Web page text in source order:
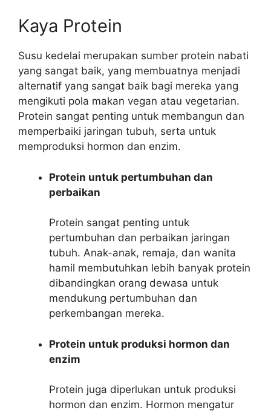
Kaya Protein
Susu kedelai merupakan sumber protein nabati
yang sangat baik, yang membuatnya menjadi
alternatif yang sangat baik bagi mereka yang
mengikuti pola makan vegan atau vegetarian.
Protein sangat penting untuk membangun dan
memperbaiki jaringan tubuh, serta untuk
memproduksi hormon dan enzim.
Protein untuk pertumbuhan dan
perbaikan
Protein sangat penting untuk
pertumbuhan dan perbaikan jaringan
tubuh. Anak-anak, remaja, dan wanita
hamil membutuhkan lebih banyak protein
dibandingkan orang dewasa untuk
mendukung pertumbuhan dan
perkembangan mereka.
Protein untuk produksi hormon dan
enzim
Protein juga diperlukan untuk produksi
hormon dan enzim. Hormon mengatur